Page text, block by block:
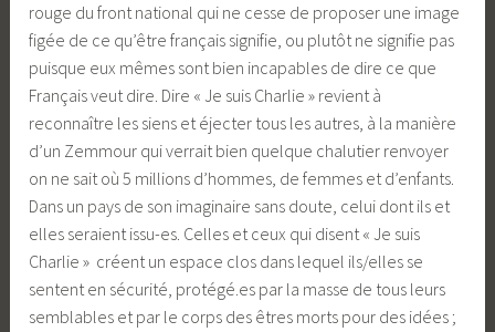
rouge du front national qui ne cesse de proposer une image
figée de ce qu’être français signifie, ou plutôt ne signifie pas
puisque eux mêmes sont bien incapables de dire ce que
Français veut dire. Dire « Je suis Charlie » revient à
reconnaître les siens et éjecter tous les autres, à la manière
d’un Zemmour qui verrait bien quelque chalutier renvoyer
on ne sait où 5 millions d’hommes, de femmes et d’enfants.
Dans un pays de son imaginaire sans doute, celui dont ils et
elles seraient issu-es. Celles et ceux qui disent « Je suis
Charlie » créent un espace clos dans lequel ils/elles se
sentent en sécurité, protégé.es par la masse de tous leurs
semblables et par le corps des êtres morts pour des idées ;